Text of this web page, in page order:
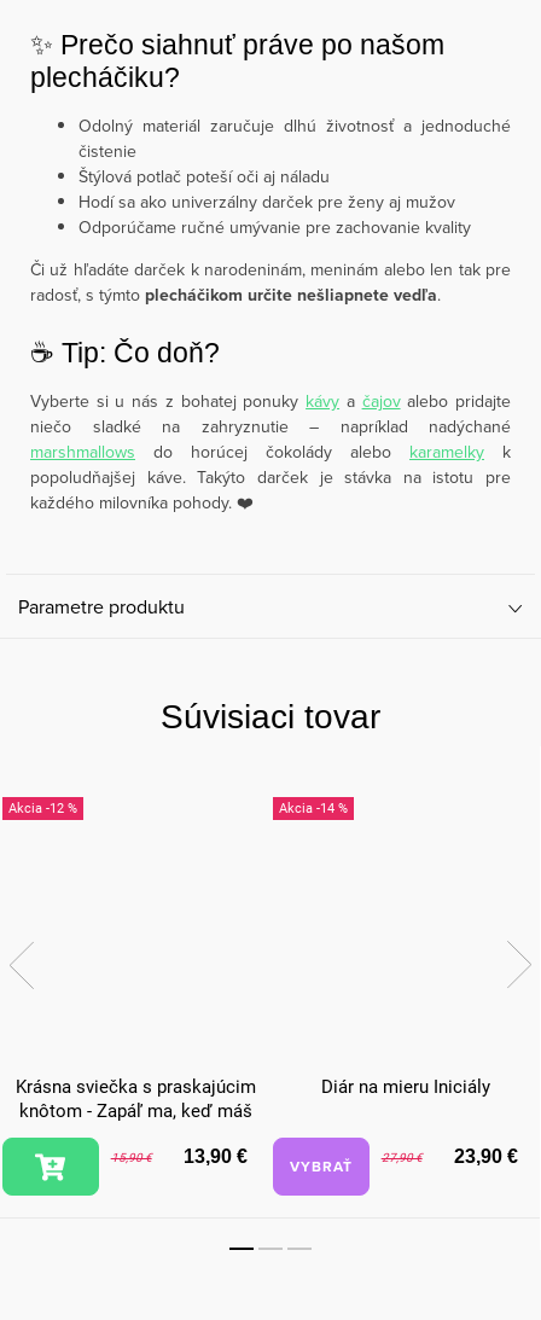
✨ Prečo siahnuť práve po našom
plecháčiku?
Odolný materiál zaručuje dlhú životnosť a jednoduché
čistenie
Štýlová potlač poteší oči aj náladu
Hodí sa ako univerzálny darček pre ženy aj mužov
Odporúčame ručné umývanie pre zachovanie kvality
Či už hľadáte darček k narodeninám, meninám alebo len tak pre
radosť, s týmto plecháčikom určite nešliapnete vedľa.
☕️ Tip: Čo doň?
Vyberte si u nás z bohatej ponuky kávy a čajovalebo pridajte
niečo sladké na zahryznutie – napríklad nadýchané
marshmallows do horúcej čokolády alebo karamelky k
popoludňajšej káve. Takýto darček je stávka na istotu pre
každého milovníka pohody. ❤️
Parametre produktu
Súvisiaci tovar
-12 %
Krásna sviečka s praskajúcim
knôtom - Zapáľ ma, keď máš
chuť sa mojkať
15,90 € 13,90 €
-14 %
Diár na mieru Iniciály
27,90 € 23,90 €
VYBRAŤ